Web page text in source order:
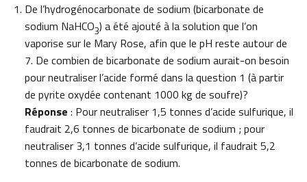
De l’hydrogénocarbonate de sodium (bicarbonate de
sodium NaHCO3) a été ajouté à la solution que l’on
vaporise sur le Mary Rose, afin que le pH reste autour de
7. De combien de bicarbonate de sodium aurait-on besoin
pour neutraliser l’acide formé dans la question 1 (à partir
de pyrite oxydée contenant 1000 kg de soufre)?
Réponse : Pour neutraliser 1,5 tonnes d’acide sulfurique, il
faudrait 2,6 tonnes de bicarbonate de sodium ; pour
neutraliser 3,1 tonnes d’acide sulfurique, il faudrait 5,2
tonnes de bicarbonate de sodium.